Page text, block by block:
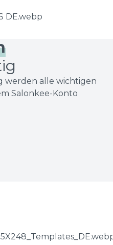
werden alle wichtigen
Salonkee-Konto